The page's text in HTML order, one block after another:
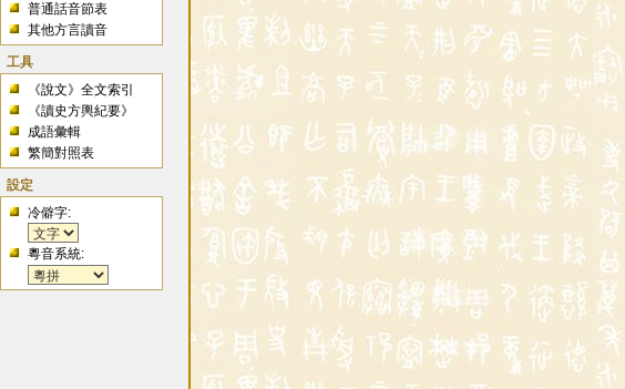
普通話音節表
其他方言讀音
工具
《說文》全文索引
《讀史方輿紀要》
成語彙輯
繁簡對照表
設定
冷僻字:
粵音系統: